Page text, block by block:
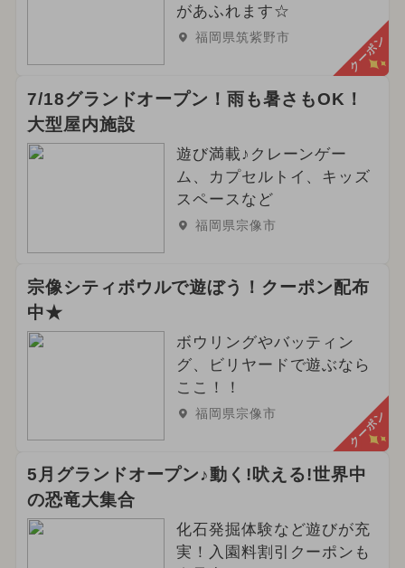
があふれます☆
福岡県筑紫野市 クーポン
7/18グランドオープン！雨も暑さもOK！
大型屋内施設
遊び満載♪クレーンゲー
ム、カプセルトイ、キッズ
スペースなど
福岡県宗像市
宗像シティボウルで遊ぼう！クーポン配布
中★
ボウリングやバッティン
グ、ビリヤードで遊ぶなら
ここ！！
福岡県宗像市 クーポン
5月グランドオープン♪動く!吠える!世界中
の恐竜大集合
化石発掘体験など遊びが充
実！入園料割引クーポンも